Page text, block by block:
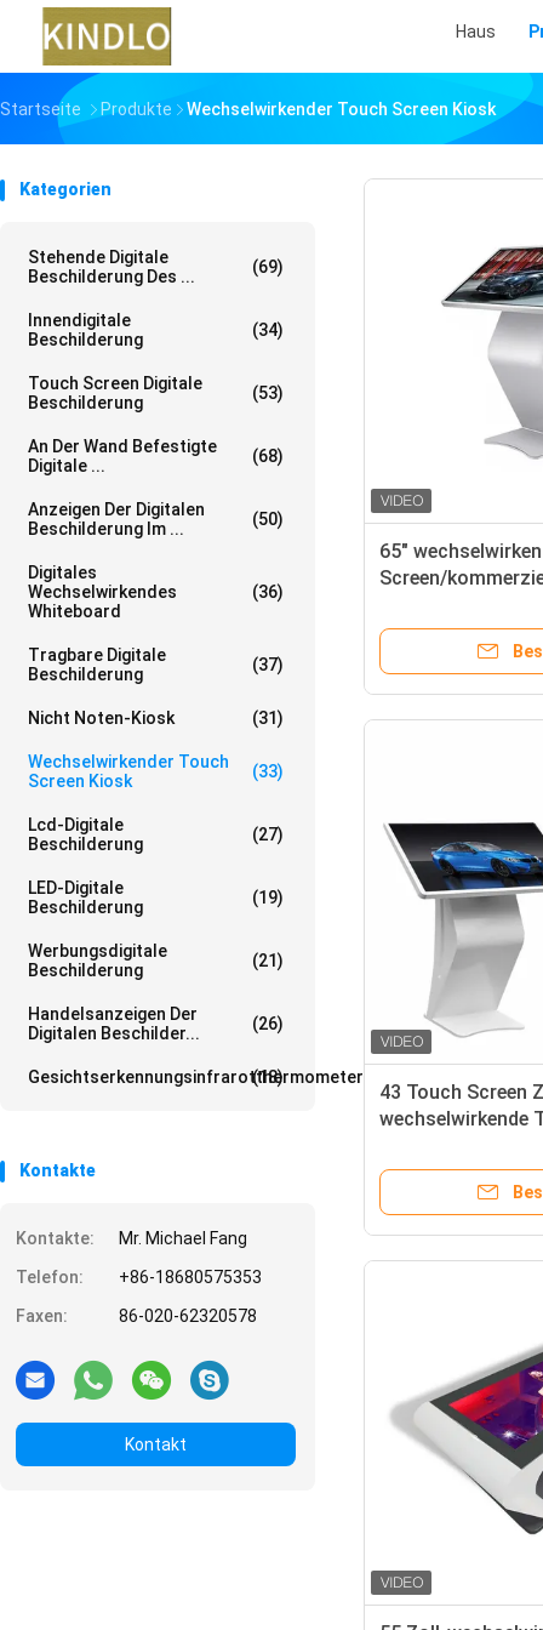
Haus
Startseite Produkte Wechselwirkender Touch Screen Kiosk
Kategorien
Stehende Digitale
Beschilderung Des ...
(69)
Innendigitale
Beschilderung
(34)
Touch Screen Digitale
Beschilderung
(53)
An Der Wand Befestigte
Digitale ...
(68)
Anzeigen Der Digitalen
Beschilderung Im ...
(50)
Digitales
Wechselwirkendes
Whiteboard
(36)
Tragbare Digitale
Beschilderung
(37)
Nicht Noten-Kiosk (31)
Wechselwirkender Touch
Screen Kiosk
(33)
Lcd-Digitale
Beschilderung
(27)
LED-Digitale
Beschilderung
(19)
Werbungsdigitale
Beschilderung
(21)
Handelsanzeigen Der
Digitalen Beschilder...
(26)
Gesichtserkennungsinfrarotthermometer
(18)
Kontakte
Kontakte:
Mr. Michael Fang
Telefon:
+86-18680575353
Faxen:
86-020-62320578
Kontakt
65"
Screen/
Androids
43 Touch Screen
wechselwirkende